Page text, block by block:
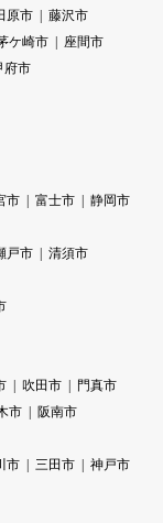
原市
藤沢市
ケ崎市
座間市
府市
市 富士市
静岡市
戸市
清須市
吹田市
門真市
市
阪南市
市 三田市
神戸市